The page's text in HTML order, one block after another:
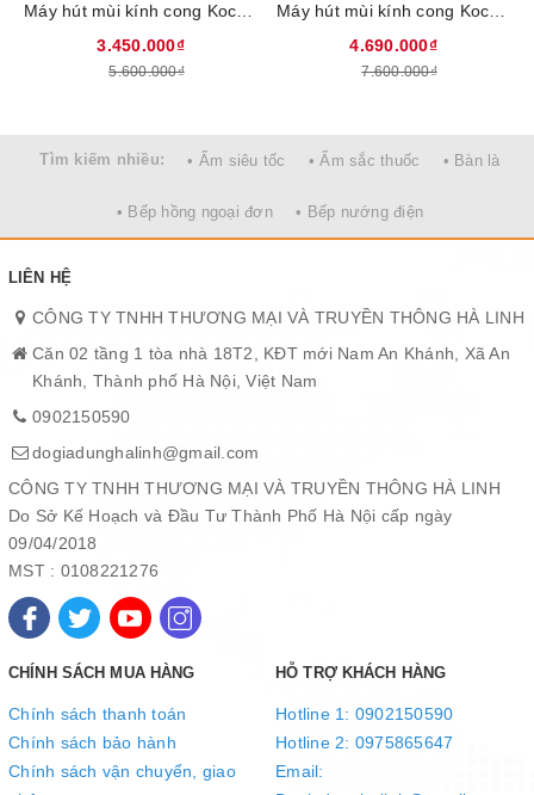
Sunhouse SHB6626 còn được làm bằng thép không gỉ nổi bật.
Chất liệu này không bám bẩn, không bị oxy hóa (gỉ sét) và dễ
dàng vệ sinh, luôn sáng bóng như mới, tăng thẩm mỹ cho ngôi
Lưới lọc bằng nhôm dày dặn & đèn LED siêu sáng
Lưới lọc dày ngăn dầu mỡ, mắm muối bắn vào motor và các linh
kiện khác gây hỏng hóc, giảm tuổi thọ sản phẩm. Thiết kế dễ
cạnh đó là 2 đèn LED có khả năng chiếu sáng tốt giúp cung cấp
đủ ánh sáng cho người nội trợ nấu nướng ngon hơn.
Máy hút mùi kính cong Kocher K-8070V, Công suất 200W, Công suất gió 1500m3/h, Điều khiển phím bấm 3 tốc độ, 2 đèn led siêu sáng, Công nghệ Ultra Swing siêu êm, Bảo hành 3 năm tại nhà
3.450.000₫
5.600.000₫
Máy hút mùi kính cong Kocher K-226V, Công suất 200W, Công suất gió 1600m3/h, Điều khiển cảm ứng 3 tốc độ, Cảm biến vẫn tay, 2 đèn led siêu sáng, Công nghệ Ultra Swing siêu êm, Bảo hành 3 năm tại nhà
4.690.000₫
7.600.000₫
Tìm kiếm nhiều: • Ấm siêu tốc • Ấm sắc thuốc • Bàn là
• Bếp hồng ngoại đơn • Bếp nướng điện
LIÊN HỆ
CÔNG TY TNHH THƯƠNG MẠI VÀ TRUYỀN THÔNG HÀ LINH
Căn 02 tầng 1 tòa nhà 18T2, KĐT mới Nam An Khánh, Xã An
Khánh, Thành phố Hà Nội, Việt Nam
0902150590
dogiadunghalinh@gmail.com
CÔNG TY TNHH THƯƠNG MẠI VÀ TRUYỀN THÔNG HÀ LINH
Do Sở Kế Hoạch và Đầu Tư Thành Phố Hà Nội cấp ngày
09/04/2018
MST : 0108221276
CHÍNH SÁCH MUA HÀNG
Chính sách thanh toán
Chính sách bảo hành
Chính sách vận chuyển, giao
HỖ TRỢ KHÁCH HÀNG
Hotline 1: 0902150590
Hotline 2: 0975865647
Email: